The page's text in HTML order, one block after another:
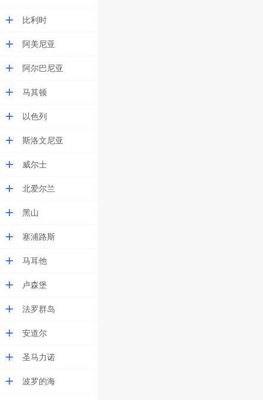
比利时
阿美尼亚
阿尔巴尼亚
马其顿
以色列
斯洛文尼亚
威尔士
北爱尔兰
黑山
塞浦路斯
马耳他
卢森堡
法罗群岛
安道尔
圣马力诺
波罗的海